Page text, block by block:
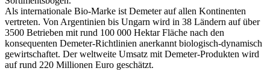
Als internationale Bio-Marke ist Demeter auf allen Kontinenten
vertreten. Von Argentinien bis Ungarn wird in 38 Ländern auf über
3500 Betrieben mit rund 100 000 Hektar Fläche nach den
konsequenten Demeter-Richtlinien anerkannt biologisch-dynamisch
gewirtschaftet. Der weltweite Umsatz mit Demeter-Produkten wird
auf rund 220 Millionen Euro geschätzt.